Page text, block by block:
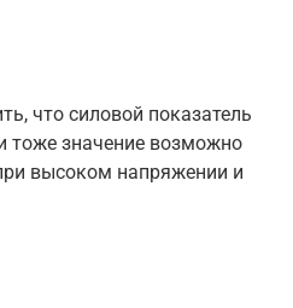
что силовой показатель
тоже значение возможно
высоком напряжении и